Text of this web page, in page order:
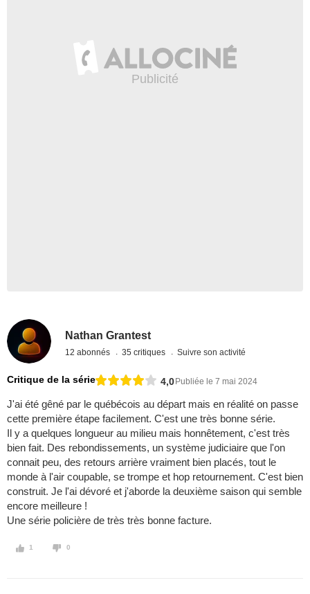
Nathan Grantest
12 abonnés 35 critiques Suivre son activité
Critique de la série 4,0Publiée le 7 mai 2024
J'ai été gêné par le québécois au départ mais en réalité on passe
cette première étape facilement. C'est une très bonne série.
Il y a quelques longueur au milieu mais honnêtement, c'est très
bien fait. Des rebondissements, un système judiciaire que l'on
connait peu, des retours arrière vraiment bien placés, tout le
monde à l'air coupable, se trompe et hop retournement. C'est bien
construit. Je l'ai dévoré et j'aborde la deuxième saison qui semble
encore meilleure !
Une série policière de très très bonne facture.
1 0